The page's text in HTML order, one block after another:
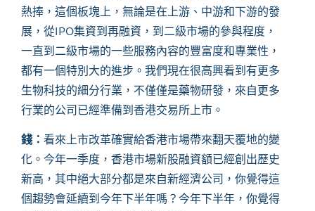
熱捧，這個板塊上，無論是在上游、中游和下游的發
展，從IPO集資到再融資，到二級市場的參與程度，
一直到二級市場的一些服務內容的豐富度和專業性，
都有一個特別大的進步。我們現在很高興看到有更多
生物科技的細分行業，不僅僅是藥物研發，來自更多
行業的公司已經準備到香港交易所上市。
錢： 看來上市改革確實給香港市場帶來翻天覆地的變
化。今年一季度，香港市場新股融資額已經創出歷史
新高，其中絕大部分都是來自新經濟公司，你覺得這
個趨勢會延續到今年下半年嗎？今年下半年，你覺得